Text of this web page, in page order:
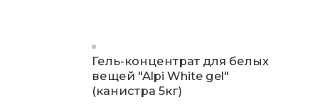
Гель-концентрат для белых
вещей "Alpi White gel"
(канистра 5кг)